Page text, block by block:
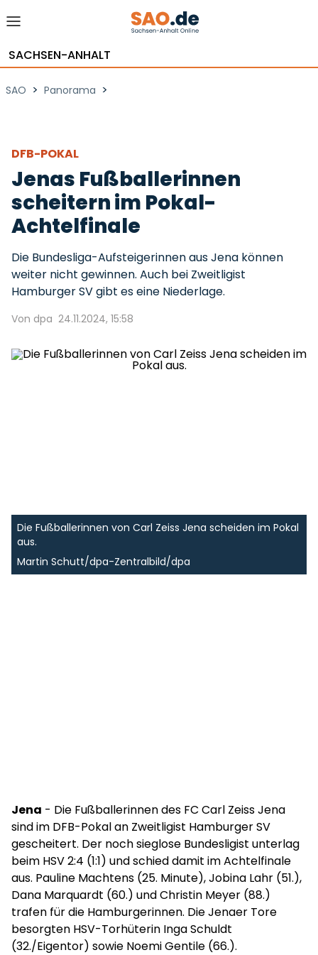
SACHSEN-ANHALT
SAO > Panorama >
DFB-POKAL
Jenas Fußballerinnen
scheitern im Pokal-
Achtelfinale
Die Bundesliga-Aufsteigerinnen aus Jena können
weiter nicht gewinnen. Auch bei Zweitligist
Hamburger SV gibt es eine Niederlage.
Von dpa 24.11.2024, 15:58
Die Fußballerinnen von Carl Zeiss Jena scheiden im Pokal
aus.
Martin Schutt/dpa-Zentralbild/dpa
Jena - Die Fußballerinnen des FC Carl Zeiss Jena
sind im DFB-Pokal an Zweitligist Hamburger SV
gescheitert. Der noch sieglose Bundesligist unterlag
beim HSV 2:4 (1:1) und schied damit im Achtelfinale
aus. Pauline Machtens (25. Minute), Jobina Lahr (51.),
Dana Marquardt (60.) und Christin Meyer (88.)
trafen für die Hamburgerinnen. Die Jenaer Tore
besorgten HSV-Torhüterin Inga Schuldt
(32./Eigentor) sowie Noemi Gentile (66.).